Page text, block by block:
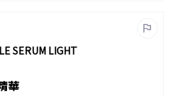
SERUM LIGHT
華